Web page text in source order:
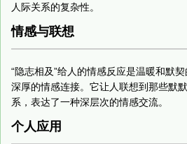
人际关系的复杂性。
情感与联想
“隐志相及”给人的情感反应是温暖和默
深厚的情感连接。它让人联想到那些默
系，表达了一种深层次的情感交流。
个人应用